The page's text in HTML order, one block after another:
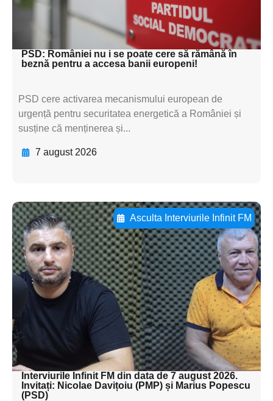
subtitluAdaugă aici
textul pentru subti
PSD: României nu i se poate cere să rămână în
beznă pentru a accesa banii europeni!
PSD cere activarea mecanismului european de
urgență pentru securitatea energetică a României și
susține că menținerea și...
7 august 2026
Asculta Interviurile Infinit FM
Adaugă aici textul pentru
subtitluAdaugă aici
textul pentru
subtitluAdaugă aici
textul pentru
subtitluAdaugă aici
textul pentru subti
Interviurile Infinit FM din data de 7 august 2026.
Invitați: Nicolae Davițoiu (PMP) și Marius Popescu
(PSD)